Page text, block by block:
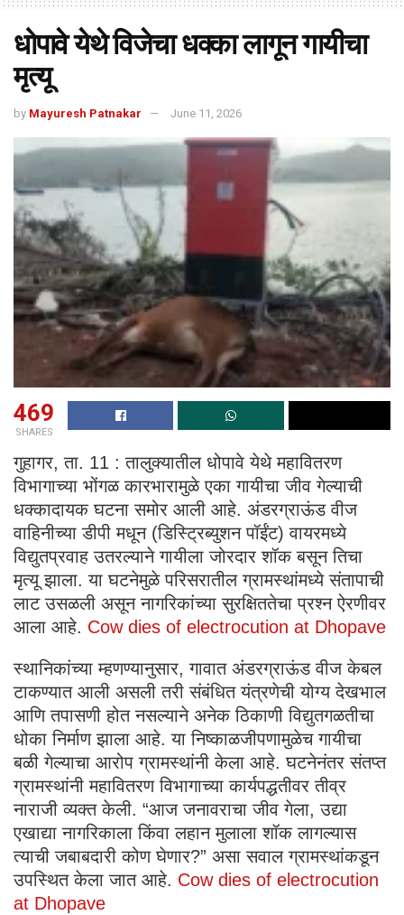
धोपावे येथे विजेचा धक्का लागून गायीचा
मृत्यू
by Mayuresh Patnakar June 11, 2026
469
SHARES
गुहागर, ता. 11 : तालुक्यातील धोपावे येथे महावितरण
विभागाच्या भोंगळ कारभारामुळे एका गायीचा जीव गेल्याची
धक्कादायक घटना समोर आली आहे. अंडरग्राऊंड वीज
वाहिनीच्या डीपी मधून (डिस्ट्रिब्युशन पॉईंट) वायरमध्ये
विद्युतप्रवाह उतरल्याने गायीला जोरदार शॉक बसून तिचा
मृत्यू झाला. या घटनेमुळे परिसरातील ग्रामस्थांमध्ये संतापाची
लाट उसळली असून नागरिकांच्या सुरक्षिततेचा प्रश्न ऐरणीवर
आला आहे. Cow dies of electrocution at Dhopave
स्थानिकांच्या म्हणण्यानुसार, गावात अंडरग्राऊंड वीज केबल
टाकण्यात आली असली तरी संबंधित यंत्रणेची योग्य देखभाल
आणि तपासणी होत नसल्याने अनेक ठिकाणी विद्युतगळतीचा
धोका निर्माण झाला आहे. या निष्काळजीपणामुळेच गायीचा
बळी गेल्याचा आरोप ग्रामस्थांनी केला आहे. घटनेनंतर संतप्त
ग्रामस्थांनी महावितरण विभागाच्या कार्यपद्धतीवर तीव्र
नाराजी व्यक्त केली. “आज जनावराचा जीव गेला, उद्या
एखाद्या नागरिकाला किंवा लहान मुलाला शॉक लागल्यास
त्याची जबाबदारी कोण घेणार?” असा सवाल ग्रामस्थांकडून
उपस्थित केला जात आहे. Cow dies of electrocution
at Dhopave